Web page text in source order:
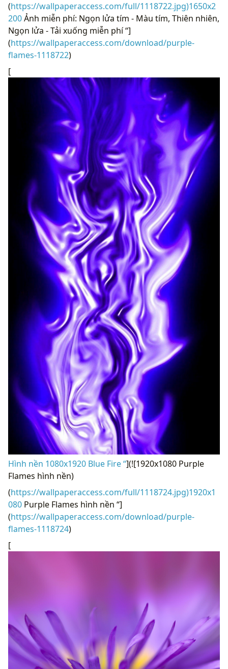
(https://wallpaperaccess.com/full/1118722.jpg)1650x2
200Ảnh miễn phí: Ngọn lửa tím - Màu tím, Thiên nhiên,
Ngọn lửa - Tải xuống miễn phí “]
(https://wallpaperaccess.com/download/purple-
flames-1118722)
[
Hình nền 1080x1920 Blue Fire “](![1920x1080 Purple
Flames hình nền)
(https://wallpaperaccess.com/full/1118724.jpg)1920x1
080 Purple Flames hình nền “]
(https://wallpaperaccess.com/download/purple-
flames-1118724)
[